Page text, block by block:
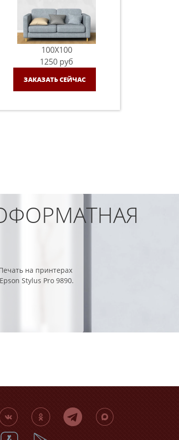
100X100
1250 руб
ЗАКАЗАТЬ СЕЙЧАС
на принтерах
Stylus Pro 9890.